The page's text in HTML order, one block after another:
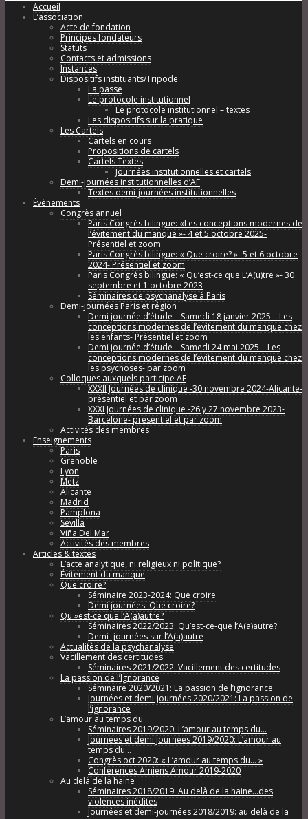
Accueil
L’association
Acte de fondation
Principes fondateurs
Statuts
Contacts et admissions
Instances
Dispositifs instituants/Tripode
La passe
Le protocole institutionnel
Le protocole institutionnel – textes
Les dispositifs sur la pratique
Les Cartels
Cartels en cours
Propositions de cartels
Cartels Textes
Journées institutionnelles et cartels
Demi-journées institutionnelles d’AF
Textes demi-journées institutionnelles
Évènements
Congrès annuel
Paris Congrès bilingue: «Les conceptions modernes de
l’évitement du manque »- 4 et 5 octobre 2025-
Présentiel et zoom
Paris Congrès bilingue: « Que croire? »- 5 et 6 octobre
2024- Présentiel et zoom
Paris Congrès bilingue: « Qu’est-ce que L’A(u)tre »- 30
septembre et 1 octobre 2023
Séminaires de psychanalyse à Paris
Demi-journées Paris et région
Demi journée d’étude – Samedi 18 janvier 2025 – Les
conceptions modernes de l’évitement du manque chez
les enfants- Présentiel et zoom
Demi journée d’étude – Samedi 24 mai 2025 – Les
conceptions modernes de l’évitement du manque chez
les psychoses- par zoom
Colloques auxquels participe AF
XXXII Journées de clinique -30 novembre 2024-Alicante-
présentiel et par zoom
XXXI Journées de clinique -26 y 27 novembre 2023-
Barcelone- présentiel et par zoom
Activités des membres
Enseignements
Paris
Grenoble
Lyon
Metz
Alicante
Madrid
Pamplona
Sevilla
Viña Del Mar
Activités des membres
Articles & textes
L’acte analytique, ni religieux ni politique?
Évitement du manque
Que croire?
Séminaire 2023-2024: Que croire
Demi journées: Que croire?
Qu »est-ce que l’A(a)autre?
Séminaires 2022/2023: Qu’est-ce-que l’A(a)autre?
Demi -journées sur l’A(a)autre
Actualités de la psychanalyse
Vacillement des certitudes
Séminaires 2021/2022: Vacillement des certitudes
La passion de l’Ignorance
Séminaire 2020/2021: La passion de l’ignorance
Journées et demi-journées 2020/2021: La passion de
l’ignorance
L’amour au temps du…
Séminaires 2019/2020: L’amour au temps du…
Journées et demi journées 2019/2020: L’amour au
temps du…
Congrès oct 2020: « L’amour au temps du… »
Conférences Amiens Amour 2019-2020
Au delà de la haine
Séminaires 2018/2019: Au delà de la haine…des
violences inédites
Journées et demi-journées 2018/2019: au delà de la